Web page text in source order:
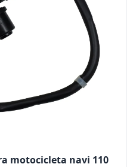
motocicleta navi 110